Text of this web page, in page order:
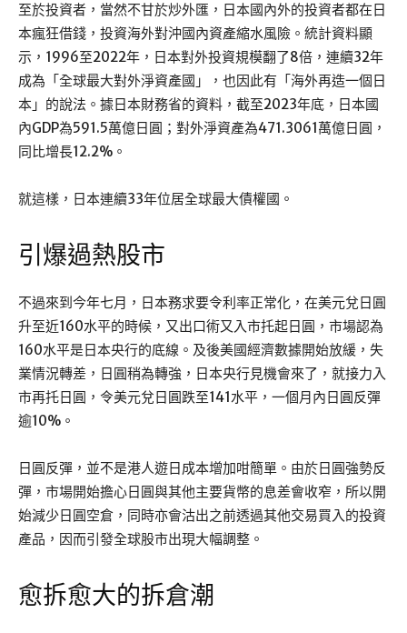
至於投資者，當然不甘於炒外匯，日本國內外的投資者都在日
本瘋狂借錢，投資海外對沖國內資產縮水風險。統計資料顯
示，1996至2022年，日本對外投資規模翻了8倍，連續32年
成為「全球最大對外淨資產國」，也因此有「海外再造一個日
本」的說法。據日本財務省的資料，截至2023年底，日本國
內GDP為591.5萬億日圓；對外淨資產為471.3061萬億日圓，
同比增長12.2%。
就這樣，日本連續33年位居全球最大債權國。
引爆過熱股市
不過來到今年七月，日本務求要令利率正常化，在美元兌日圓
升至近160水平的時候，又出口術又入市托起日圓，市場認為
160水平是日本央行的底線。及後美國經濟數據開始放緩，失
業情況轉差，日圓稍為轉強，日本央行見機會來了，就接力入
市再托日圓，令美元兌日圓跌至141水平，一個月內日圓反彈
逾10%。
日圓反彈，並不是港人遊日成本增加咁簡單。由於日圓強勢反
彈，市場開始擔心日圓與其他主要貨幣的息差會收窄，所以開
始減少日圓空倉，同時亦會沽出之前透過其他交易買入的投資
產品，因而引發全球股市出現大幅調整。
愈拆愈大的拆倉潮